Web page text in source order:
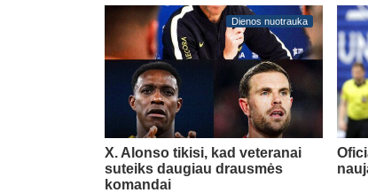
Dienos nuotrauka
X. Alonso tikisi, kad veteranai
suteiks daugiau drausmės
komandai